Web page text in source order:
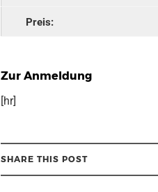
Preis:
Zur Anmeldung
[hr]
SHARE THIS POST